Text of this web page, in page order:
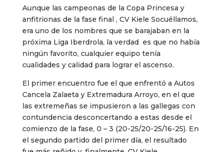
Aunque las campeonas de la Copa Princesa y
anfitrionas de la fase final , CV Kiele Socuéllamos,
era uno de los nombres que se barajaban en la
próxima Liga Iberdrola, la verdad es que no había
ningún favorito, cualquier equipo tenía
cualidades y calidad para lograr el ascenso.
El primer encuentro fue el que enfrentó a Autos
Cancela Zalaeta y Extremadura Arroyo, en el que
las extremeñas se impusieron a las gallegas con
contundencia desconcertando a estas desde el
comienzo de la fase, 0 – 3 (20-25/20-25/16-25). En
el segundo partido del primer día, el resultado